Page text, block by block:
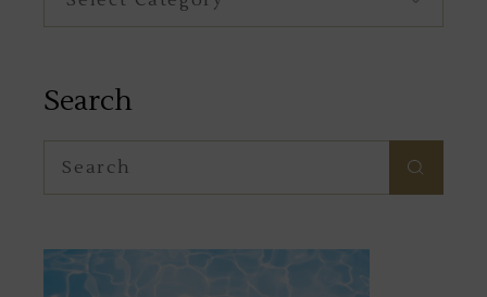
Search
for: